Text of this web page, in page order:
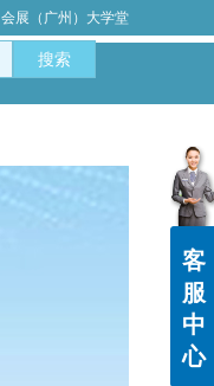
搜索
会展（广州）大学堂
客
服
中
心